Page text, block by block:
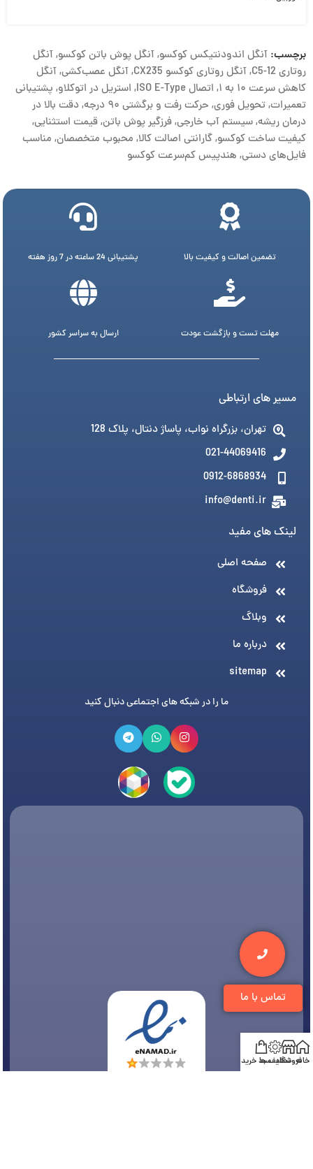
برچسب: آنگل اندودنتیکس کوکسو,آنگل پوش باتن کوکسو,آنگل
روتاری C5-12
,آنگل روتاری کوکسو CX235 ,آنگل عصب‌کشی,آنگل
کاهش سرعت ۱۰ به ۱
, اتصال ISO E-Type , استریل در اتوکلاو, پشتیبانی
تعمیرات,تحویل فوری, حرکت رفت و برگشتی ۹۰ درجه ,دقت بالا در
درمان ریشه,سیستم آب خارجی,فرزگیر پوش باتن,قیمت استثنایی,
کیفیت ساخت کوکسو,گارانتی اصالت کالا, محبوب متخصصان, مناسب
فایل‌های دستی, هندپیس کم‌سرعت کوکسو
تماس با ما
تضمین اصالت و کیفیت بالا پشتیبانی 24 ساعته در 7 روز هفته
مهلت تست و بازگشت عودت ارسال به سراسر کشور
مسیر های ارتباطی
تهران، بزرگراه نواب، پاساژ دنتال، پلاک 128
021-44069416
0912-6868934
info@denti.ir
لینک های مفید
صفحه اصلی
فروشگاه
وبلاگ
درباره ما
sitemap
ما را در شبکه های اجتماعی دنبال کنید
خانهفروشگاه
تخفیف هاسبد خرید